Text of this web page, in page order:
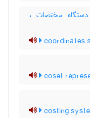
مختصات ،
coordinates
coset
costing